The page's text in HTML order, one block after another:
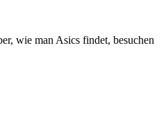
wie man Asics findet, besuchen